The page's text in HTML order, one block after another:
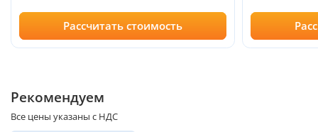
Рассчитать стоимость
Рекомендуем
Все цены указаны с НДС